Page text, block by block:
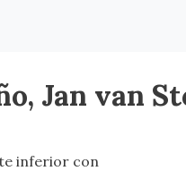
Jan van
inferior con